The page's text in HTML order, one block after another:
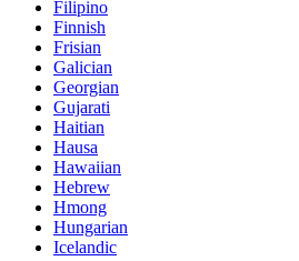
Filipino
Finnish
Frisian
Galician
Georgian
Gujarati
Haitian
Hausa
Hawaiian
Hebrew
Hmong
Hungarian
Icelandic